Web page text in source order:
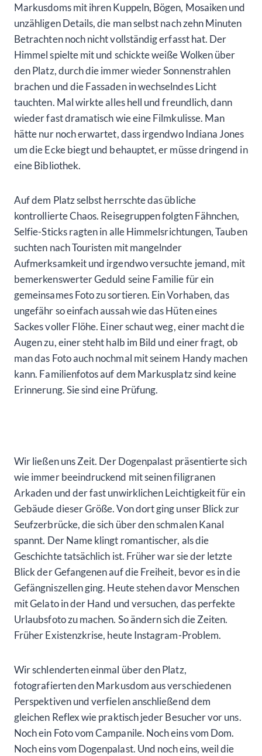
Markusdoms mit ihren Kuppeln, Bögen, Mosaiken und
unzähligen Details, die man selbst nach zehn Minuten
Betrachten noch nicht vollständig erfasst hat. Der
Himmel spielte mit und schickte weiße Wolken über
den Platz, durch die immer wieder Sonnenstrahlen
brachen und die Fassaden in wechselndes Licht
tauchten. Mal wirkte alles hell und freundlich, dann
wieder fast dramatisch wie eine Filmkulisse. Man
hätte nur noch erwartet, dass irgendwo Indiana Jones
um die Ecke biegt und behauptet, er müsse dringend in
eine Bibliothek.
Auf dem Platz selbst herrschte das übliche
kontrollierte Chaos. Reisegruppen folgten Fähnchen,
Selfie-Sticks ragten in alle Himmelsrichtungen, Tauben
suchten nach Touristen mit mangelnder
Aufmerksamkeit und irgendwo versuchte jemand, mit
bemerkenswerter Geduld seine Familie für ein
gemeinsames Foto zu sortieren. Ein Vorhaben, das
ungefähr so einfach aussah wie das Hüten eines
Sackes voller Flöhe. Einer schaut weg, einer macht die
Augen zu, einer steht halb im Bild und einer fragt, ob
man das Foto auch nochmal mit seinem Handy machen
kann. Familienfotos auf dem Markusplatz sind keine
Erinnerung. Sie sind eine Prüfung.
Wir ließen uns Zeit. Der Dogenpalast präsentierte sich
wie immer beeindruckend mit seinen filigranen
Arkaden und der fast unwirklichen Leichtigkeit für ein
Gebäude dieser Größe. Von dort ging unser Blick zur
Seufzerbrücke, die sich über den schmalen Kanal
spannt. Der Name klingt romantischer, als die
Geschichte tatsächlich ist. Früher war sie der letzte
Blick der Gefangenen auf die Freiheit, bevor es in die
Gefängniszellen ging. Heute stehen davor Menschen
mit Gelato in der Hand und versuchen, das perfekte
Urlaubsfoto zu machen. So ändern sich die Zeiten.
Früher Existenzkrise, heute Instagram-Problem.
Wir schlenderten einmal über den Platz,
fotografierten den Markusdom aus verschiedenen
Perspektiven und verfielen anschließend dem
gleichen Reflex wie praktisch jeder Besucher vor uns.
Noch ein Foto vom Campanile. Noch eins vom Dom.
Noch eins vom Dogenpalast. Und noch eins, weil die